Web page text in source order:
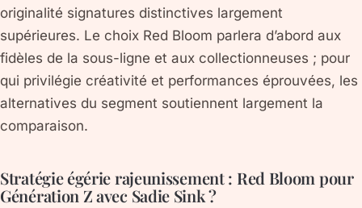
originalité signatures distinctives largement
supérieures. Le choix Red Bloom parlera d’abord aux
fidèles de la sous-ligne et aux collectionneuses ; pour
qui privilégie créativité et performances éprouvées, les
alternatives du segment soutiennent largement la
comparaison.
Stratégie égérie rajeunissement : Red Bloom pour
Génération Z avec Sadie Sink ?